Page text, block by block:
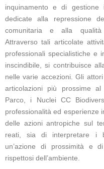
inquinamento e di
dedicate alla repressione
comunitaria e alla qualità
Attraverso tali articolate
professionali specialistiche e
inscindibile, si contribuisce
nelle varie accezioni. Gli
articolazioni più prossime
Parco, i Nuclei CC
professionalità ed esperienze
delle azioni antropiche sul
reati, sia di interpretare i
un’azione di prossimità e
rispettosi dell’ambiente.